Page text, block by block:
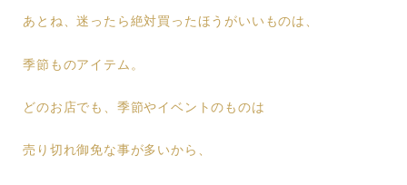
あとね、迷ったら絶対買ったほうがいいものは、
季節ものアイテム。
どのお店でも、季節やイベントのものは
売り切れ御免な事が多いから、